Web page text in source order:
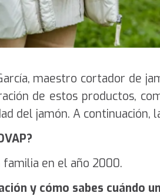
maestro cortador de
de estos productos,
del jamón. A continuación,
familia en el año 2000.
y cómo sabes cuándo